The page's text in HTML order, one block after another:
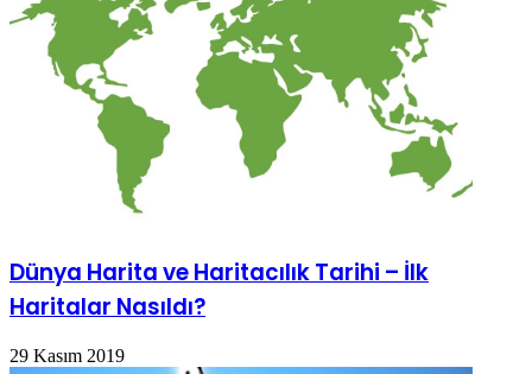
Dünya Harita ve Haritacılık Tarihi – İlk
Haritalar Nasıldı?
29 Kasım 2019